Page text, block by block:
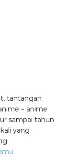
tantangan
– anime
sampai tahun
yang